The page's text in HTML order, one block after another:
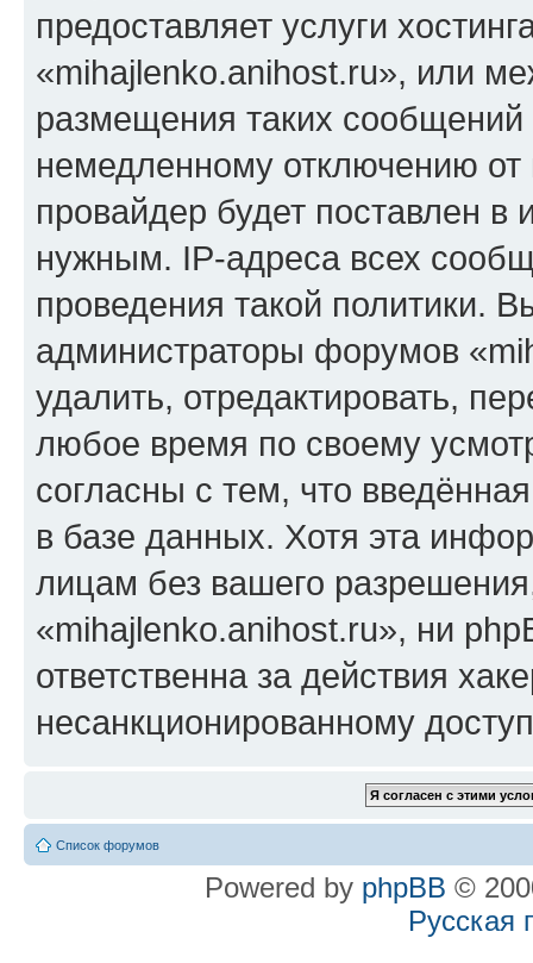
предоставляет услуги
«mihajlenko.anihost.ru», или
размещения таких
немедленному отключению
провайдер будет поставлен в
нужным. IP-адреса всех
проведения такой политики.
администраторы форумов
удалить, отредактировать,
любое время по своему
согласны с тем, что
в базе данных. Хотя эта
лицам без вашего
«mihajlenko.anihost.ru», ни
ответственна за действия
несанкционированному
Список форумов
Powered by phpBB ©
Русская